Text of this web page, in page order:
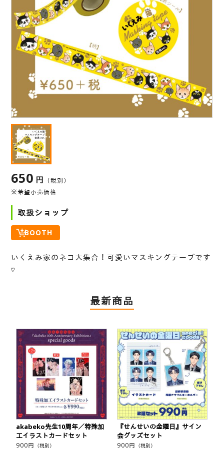
650 円 （税別）
※希望小売価格
取扱ショップ
BOOTH
いくえみ家のネコ大集合！可愛いマスキングテープです
♡
最新商品
akabeko先生10周年／特殊加
工イラストカードセット
900円 （税別）
『せんせいの金曜日』サイン
会グッズセット
900円 （税別）